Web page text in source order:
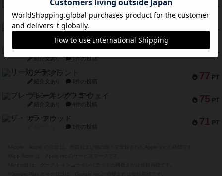
PT
ダイススローン
紹介文なし 1件の投稿
80 PT
ガルフストライク
PT
モズビ－ズ・レイダ－ズ
紹介文あり 1件の投稿
77 PT
リー対グラント
紹介文あり 1件の投稿
75 PT
ブレーキング・アウェイ
紹介文あり 4件の投稿
71 PT
ザ・フラッド
1件の投稿